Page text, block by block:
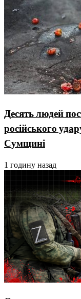
Десять людей
російського
Сумщині
1 годину назад